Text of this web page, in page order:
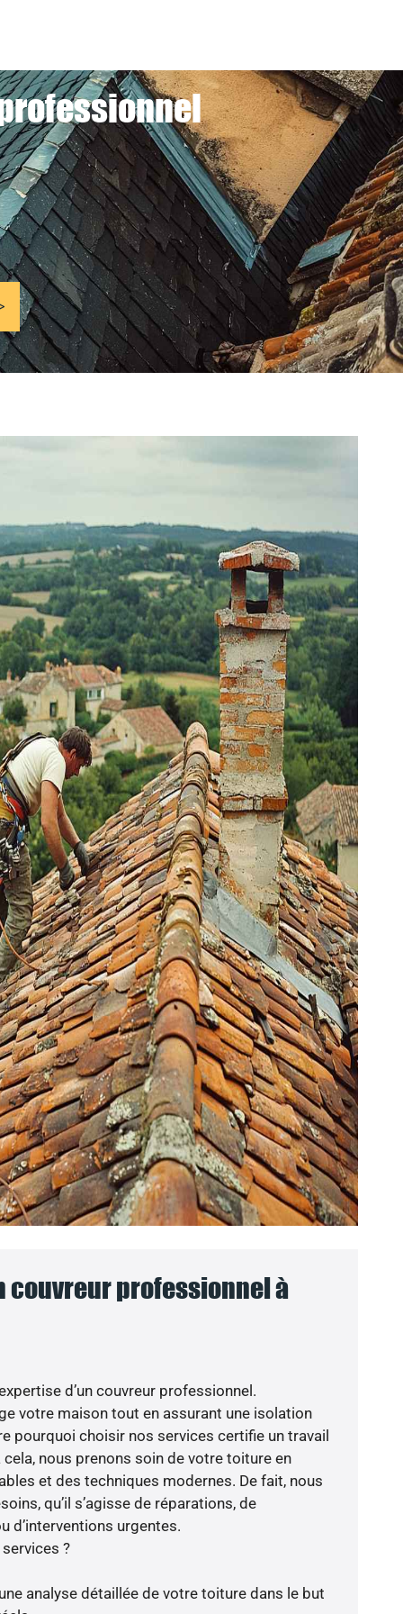
couvreur professionnel à
d’un couvreur professionnel.
votre maison tout en assurant une isolation
pourquoi choisir nos services certifie un travail
nous prenons soin de votre toiture en
et des techniques modernes. De fait, nous
qu’il s’agisse de réparations, de
d’interventions urgentes.
?
analyse détaillée de votre toiture dans le but